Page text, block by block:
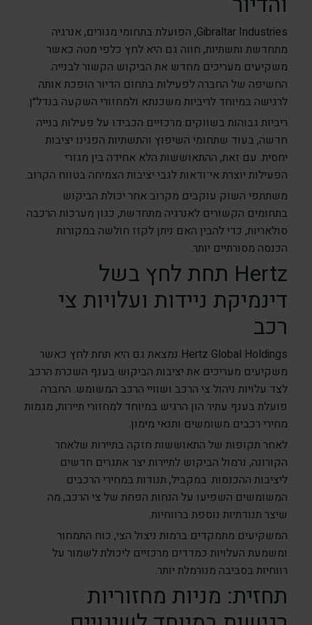
Gibraltar Industries, הפועלת בתחומי מגורים, אנרגיה
מתחדשת ותשתיות, חווה גם היא לחץ כלפי מטה כאשר
משקיעים מעריכים מחדש את הביקוש הקשור לבנייה.
החשיפה של החברה לפעילות בתחום הדיור הופכת אותה
לרגישה במיוחד לריביות משכנתא ולמחזורי השקעה בנדל״ן.
ריביות גבוהות בשווקים מרכזיים הכבידו על פעילות בנייה
חדשה, בעוד שתחומי השיפוץ והתשתיות הפגינו יציבות
יחסית. עם זאת, ההתאוששות הלא אחידה בין מגזרי
הפעילות יוצרת אי־ודאות לגבי יציבות הצמיחה בטווח הקרוב.
משתתפי השוק עוקבים מקרוב אחר יכולת הביקוש
בתחומים הקשורים לאנרגיה מתחדשת, כגון מערכות הרכבה
סולאריות, כדי להבין האם ניתן לקזז חולשה במקורות
הכנסה מסורתיים יותר.
Hertz תחת לחץ בשל
דינמיקת ניידות ועלויות צי
רכב
Hertz Global Holdings נמצאת גם היא תחת לחץ כאשר
משקיעים מעריכים את יציבות הביקוש בענף השכרת הרכב
לצד עלויות ניהול צי הרכב ושוויי הרכב המשומש. החברה
פועלת בענף עתיר הון הרגיש במיוחד למחזורי תיירות, מגמות
מחירי רכבים משומשים ותנאי מימון.
לאחר תקופות של התאוששות חזקה בתיירות שלאחר
הקורונה, נרמול הביקוש לתיירות יצר אתגרים חדשים
ליציבות ההכנסות. במקביל, תנודות במחירי הרכבים
המשומשים השפיעו על הנחות הפחת של צי הרכב, מה
שיצר תנודתיות נוספת ברווחיות.
המשקיעים מתמקדים ברמות ניצול הצי, כוח התמחור
ומשמעת העלויות כמדדים מרכזיים ליכולת לשמור על
רווחיות בסביבה מנורמלת יותר.
תחזית: מניות מחזוריות